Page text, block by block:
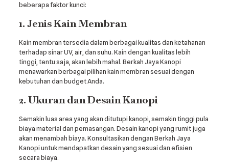
beberapa faktor kunci:
1. Jenis Kain Membran
Kain membran tersedia dalam berbagai kualitas dan ketahanan
terhadap sinar UV, air, dan suhu. Kain dengan kualitas lebih
tinggi, tentu saja, akan lebih mahal. Berkah Jaya Kanopi
menawarkan berbagai pilihan kain membran sesuai dengan
kebutuhan dan budget Anda.
2. Ukuran dan Desain Kanopi
Semakin luas area yang akan ditutupi kanopi, semakin tinggi pula
biaya material dan pemasangan. Desain kanopi yang rumit juga
akan menambah biaya. Konsultasikan dengan Berkah Jaya
Kanopi untuk mendapatkan desain yang sesuai dan efisien
secara biaya.